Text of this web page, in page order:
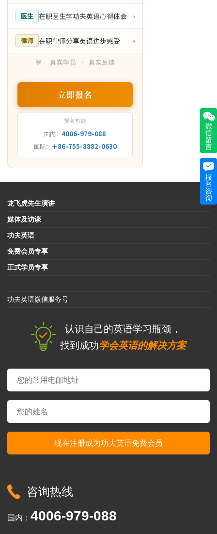
医生 在职医生学功夫英语心得体会 ›
律师 在职律师分享英语进步感受 ›
💬 真实学员 · 真实反馈
立即报名
报名热线
国内： 4006-979-088
国际： ＋86-755-8882-0630
龙飞虎先生演讲
媒体及访谈
功夫英语
免费会员专享
正式学员专享
功夫英语微信服务号
认识自己的英语学习瓶颈，
找到成功学会英语的解决方案
咨询热线
国内： 4006-979-088